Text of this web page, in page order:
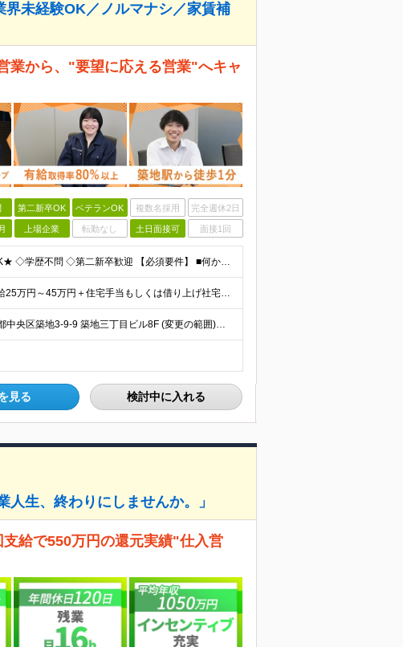
未経験OK／ノルマナシ／家賃補
業から、"要望に応える営業"へキャ
第二新卒OK ベテランOK 複数名採用 完全週休2日
上場企業 転勤なし 土日面接可 面接1回
★20代30代活躍中／水産・食品業界未経験OK★ ◇学歴不問 ◇第二新卒歓迎 【必須要件】 ■何かしらの営業経験をお持ちの方 └水産や食品の経験・知識がない方でもOK！ 業界知識は入社後に丁寧にご
★各種手当を含めると年収500万円以上！ 月給25万円～45万円＋住宅手当もしくは借り上げ社宅補助＋賞与年2回＋その他各種手当 ※試用期間3ヵ月あり。期間中の給与・待遇の差異はありません ※年齢・能
★「築地駅」から徒歩1分 【東京本社】 東京都中央区築地3-9-9 築地三丁目ビル8F (変更の範囲)上記を除く当社関連勤務地
見る 検討中に入れる
生、終わりにしませんか。」
給で550万円の還元実績"仕入営